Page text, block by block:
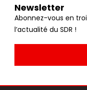
Newsletter
Abonnez-vous en
l’actualité du SDR !